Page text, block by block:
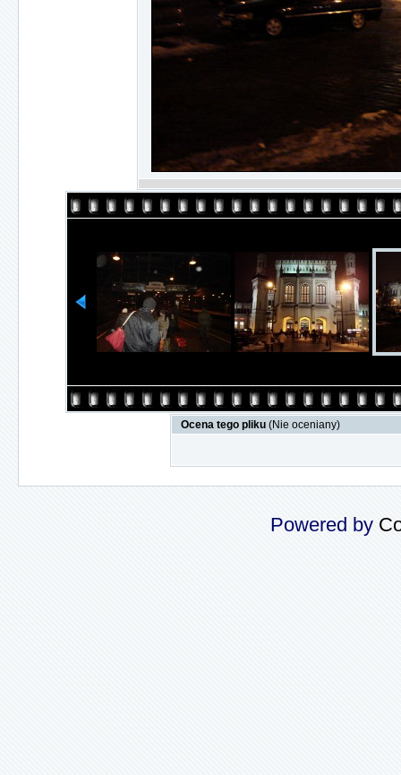
Ocena tego pliku (Nie oceniany)
Powered by